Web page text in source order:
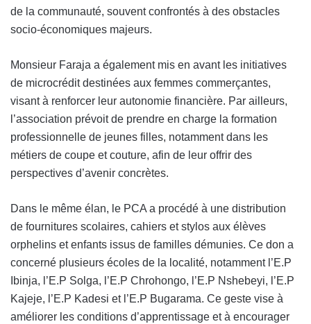
de la communauté, souvent confrontés à des obstacles
socio-économiques majeurs.
Monsieur Faraja a également mis en avant les initiatives
de microcrédit destinées aux femmes commerçantes,
visant à renforcer leur autonomie financière. Par ailleurs,
l’association prévoit de prendre en charge la formation
professionnelle de jeunes filles, notamment dans les
métiers de coupe et couture, afin de leur offrir des
perspectives d’avenir concrètes.
Dans le même élan, le PCA a procédé à une distribution
de fournitures scolaires, cahiers et stylos aux élèves
orphelins et enfants issus de familles démunies. Ce don a
concerné plusieurs écoles de la localité, notamment l’E.P
Ibinja, l’E.P Solga, l’E.P Chrohongo, l’E.P Nshebeyi, l’E.P
Kajeje, l’E.P Kadesi et l’E.P Bugarama. Ce geste vise à
améliorer les conditions d’apprentissage et à encourager